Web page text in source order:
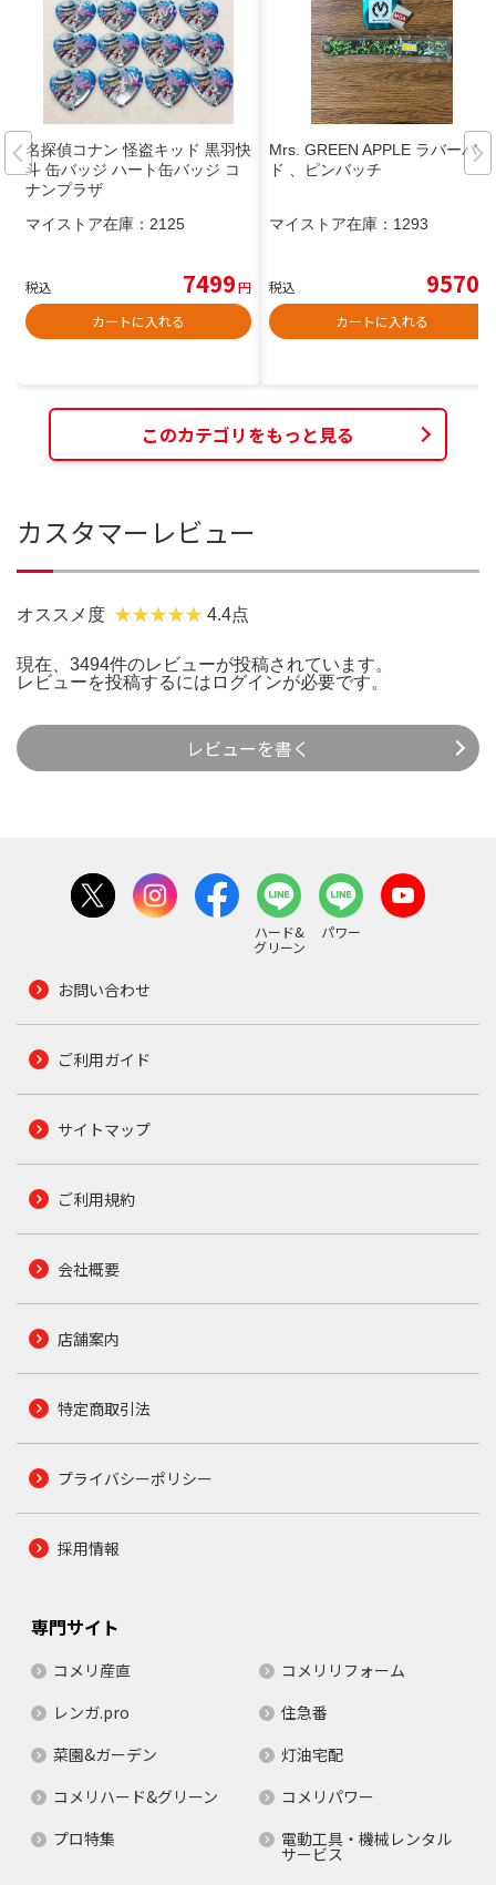
名探偵コナン 怪盗キッド 黒羽快
斗 缶バッジ ハート缶バッジ コ
ナンプラザ
マイストア在庫： 2125
税込 7499円
カートに入れる
Mrs. GREEN APPLE ラバーバン
ド 、ピンバッチ
マイストア在庫： 1293
税込 9570
カートに入れる
このカテゴリをもっと見る
カスタマーレビュー
オススメ度 4.4点
現在、3494件のレビューが投稿されています。
レビューを投稿するには ログインが必要です。
レビューを書く
ハード&
グリーン
パワー
お問い合わせ
ご利用ガイド
サイトマップ
ご利用規約
会社概要
店舗案内
特定商取引法
プライバシーポリシー
採用情報
専門サイト
コメリ産直
コメリリフォーム
レンガ.pro
住急番
菜園&ガーデン
灯油宅配
コメリハード&グリーン
コメリパワー
プロ特集
電動工具・機械レンタル
サービス